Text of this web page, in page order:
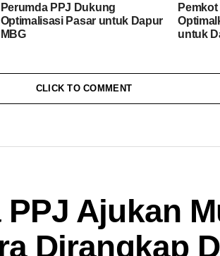
Perumda PPJ Dukung
Optimalisasi Pasar untuk Dapur
MBG
untuk
CLICK TO COMMENT
Ajukan
Dirangkap